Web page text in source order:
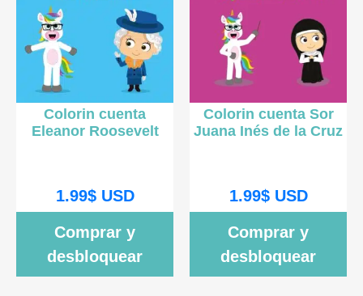
Colorin cuenta
Eleanor Roosevelt
1.99$USD
Comprar y
desbloquear
Colorin cuenta Sor
Juana Inés de la Cruz
1.99$USD
Comprar y
desbloquear